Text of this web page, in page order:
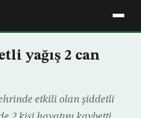
yağış 2 can
etkili olan şiddetli